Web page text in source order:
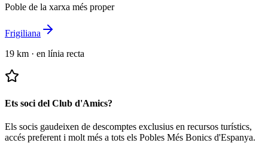
Poble de la xarxa més proper
Frigiliana
19 km · en línia recta
Ets soci del Club d'Amics?
Els socis gaudeixen de descomptes exclusius en recursos turístics,
accés preferent i molt més a tots els Pobles Més Bonics d'Espanya.